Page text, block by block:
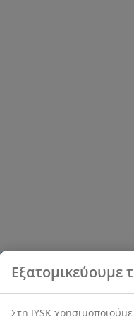
Εξατομικεύουμε
Στη JYSK